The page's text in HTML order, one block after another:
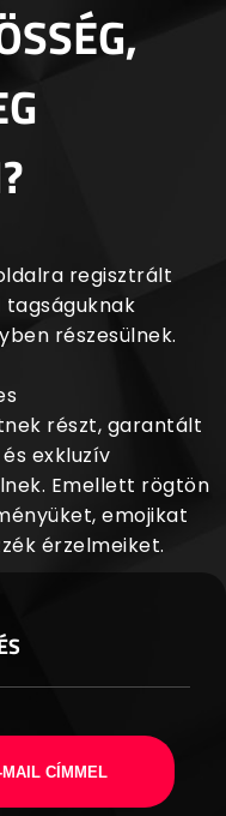
regisztrált
tagságuknak
részesülnek.
részt, garantált
exkluzív
Emellett rögtön
emojikat
érzelmeiket.
CÍMMEL